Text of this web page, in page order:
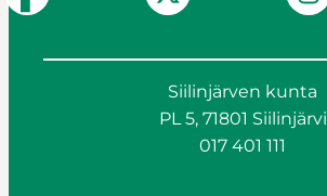
Siilinjärven kunta
PL 5, 71801 Siilinjärvi
017 401 111